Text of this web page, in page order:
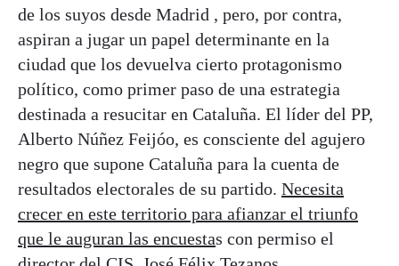
de los suyos desde Madrid , pero, por contra,
aspiran a jugar un papel determinante en la
ciudad que los devuelva cierto protagonismo
político, como primer paso de una estrategia
destinada a resucitar en Cataluña. El líder del PP,
Alberto Núñez Feijóo, es consciente del agujero
negro que supone Cataluña para la cuenta de
resultados electorales de su partido. Necesita
crecer en este territorio para afianzar el triunfo
que le auguran las encuestas con permiso el